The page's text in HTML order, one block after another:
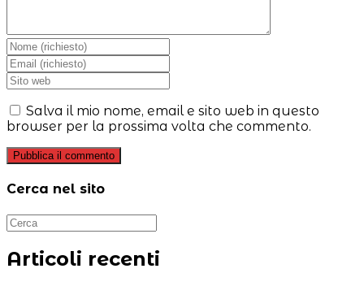
Inserisci
il
tuo
nome
o
nome
per
commentare
Inserisci
il
tuo
indirizzo
email
commentare
Inserisci
l'URL
del
sito
(facoltativo)
Salva il mio nome, email e sito web in questo
browser per la prossima volta che commento.
Cerca nel sito
Articoli recenti